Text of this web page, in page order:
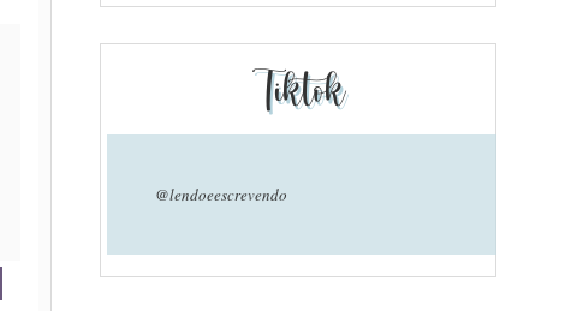
Tiktok
@lendoeescrevendo